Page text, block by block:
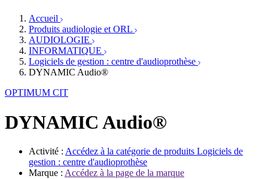
Écoles spécialisées
Fournisseurs
Associations
Services ORL
Orthophonistes
Formations et écoles
Organismes / Syndicats
Produits
Ressources
Actualités
AuditionTV
Accueil
Produits audiologie et ORL
AUDIOLOGIE
INFORMATIQUE
Logiciels de gestion : centre d'audioprothèse
DYNAMIC Audio®
OPTIMUM CIT
DYNAMIC Audio®
Activité : Accédez à la catégorie de produits Logiciels de
gestion : centre d'audioprothèse
Marque : Accédez à la page de la marque